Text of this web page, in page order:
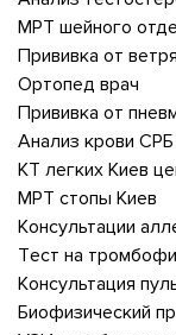
МРТ шейного
Прививка от
Ортопед врач
Прививка от
Анализ крови СРБ
КТ легких Киев
МРТ стопы Киев
Консультации
Тест на
Консультация
Биофизический